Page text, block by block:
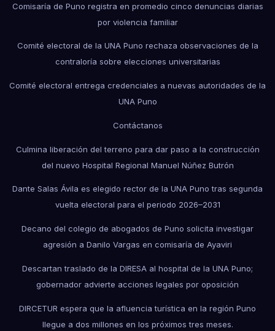
Comisaría de Puno registra en promedio cinco denuncias diarias
por violencia familiar
Comité electoral de la UNA Puno rechaza observaciones de la
contraloría sobre elecciones universitarias
Comité electoral entrega credenciales a nuevas autoridades de la
UNA Puno
Contáctanos
Culmina liberación del terreno para dar paso a la construcción
del nuevo Hospital Regional Manuel Núñez Butrón
Dante Salas Ávila es elegido rector de la UNA Puno tras segunda
vuelta electoral para el periodo 2026–2031
Decano del colegio de abogados de Puno solicita investigar
agresión a Danilo Vargas en comisaría de Ayaviri
Descartan traslado de la DIRESA al hospital de la UNA Puno;
gobernador advierte acciones legales por oposición
DIRCETUR espera que la afluencia turística en la región Puno
llegue a dos millones en los próximos tres meses.